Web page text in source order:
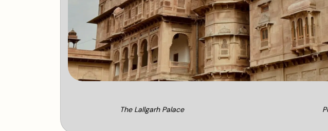
The Lallgarh Palace